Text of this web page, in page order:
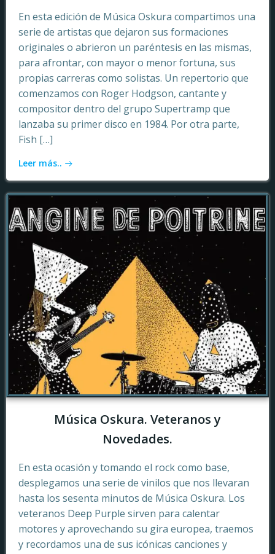
En esta edición de Música Oskura compartimos una
serie de artistas que dejaron sus formaciones
originales o abrieron un paréntesis en las mismas,
para afrontar, con mayor o menor fortuna, sus
propias carreras como solistas. Un repertorio que
comenzamos con Roger Hodgson, cantante y
compositor dentro del grupo Supertramp que
lanzaba su primer disco en 1984. Por otra parte,
Fish […]
Leer más..
Música Oskura. Veteranos y
Novedades.
En esta ocasión y tomando el rock como base,
desplegamos una serie de vinilos que nos llevaran
hasta los sesenta minutos de Música Oskura. Los
veteranos Deep Purple sirven para calentar
motores y aprovechando su gira europea, traemos
y recordamos una de sus icónicas canciones y